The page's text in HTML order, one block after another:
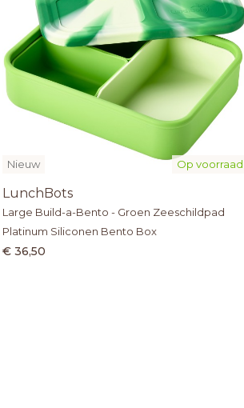
Op voorraad
Nieuw
LunchBots
Large Build-a-Bento - Groen Zeeschildpad
Platinum Siliconen Bento Box
€ 36,50